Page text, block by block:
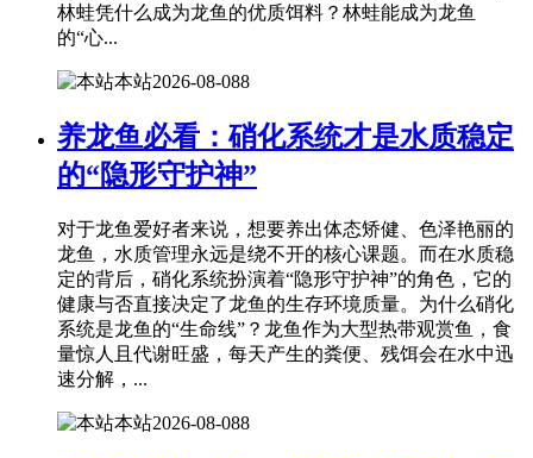
林蛙凭什么成为龙鱼的优质饵料？林蛙能成为龙鱼
的“心...
本站2026-08-088
养龙鱼必看：硝化系统才是水质稳定
的“隐形守护神”
对于龙鱼爱好者来说，想要养出体态矫健、色泽艳丽的
龙鱼，水质管理永远是绕不开的核心课题。而在水质稳
定的背后，硝化系统扮演着“隐形守护神”的角色，它的
健康与否直接决定了龙鱼的生存环境质量。为什么硝化
系统是龙鱼的“生命线”？龙鱼作为大型热带观赏鱼，食
量惊人且代谢旺盛，每天产生的粪便、残饵会在水中迅
速分解，...
本站2026-08-088